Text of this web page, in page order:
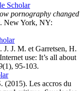
Scholar
pornography changed
. New York, NY:
J. M. et Garretsen, H.
use: It’s all about
(1), 95-103.
(2015). Les accros du